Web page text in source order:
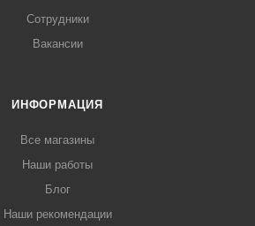
Сотрудники
Вакансии
ИНФОРМАЦИЯ
Все магазины
Наши работы
Блог
Наши рекомендации